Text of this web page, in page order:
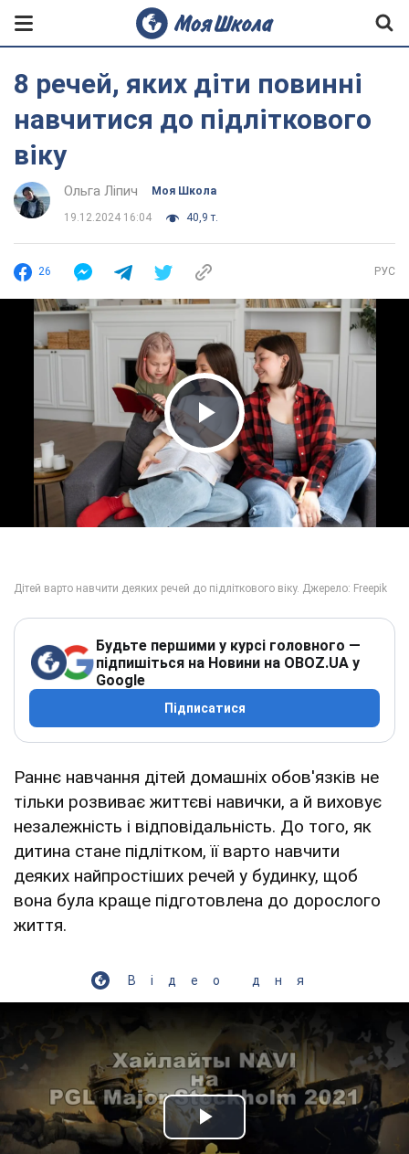
8 речей, яких діти повинні
навчитися до підліткового
віку
Ольга Ліпич Моя Школа
19.12.2024 16:04 40,9 т.
26 РУС
Play Video
Будьте першими у курсі головного —
підпишіться на Новини на OBOZ.UA у
Google
Підписатися
Раннє навчання дітей домашніх обов'язків не
тільки розвиває життєві навички, а й виховує
незалежність і відповідальність. До того, як
дитина стане підлітком, її варто навчити
деяких найпростіших речей у будинку, щоб
вона була краще підготовлена до дорослого
життя.
Відео дня
Play Video